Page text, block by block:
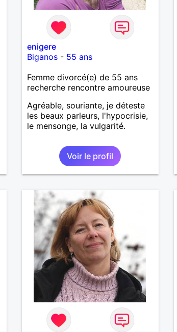
enigere
Biganos- 55 ans
Femme divorcé(e) de 55 ans
recherche rencontre amoureuse
Agréable, souriante, je déteste
les beaux parleurs, l'hypocrisie,
le mensonge, la vulgarité.
Voir le profil